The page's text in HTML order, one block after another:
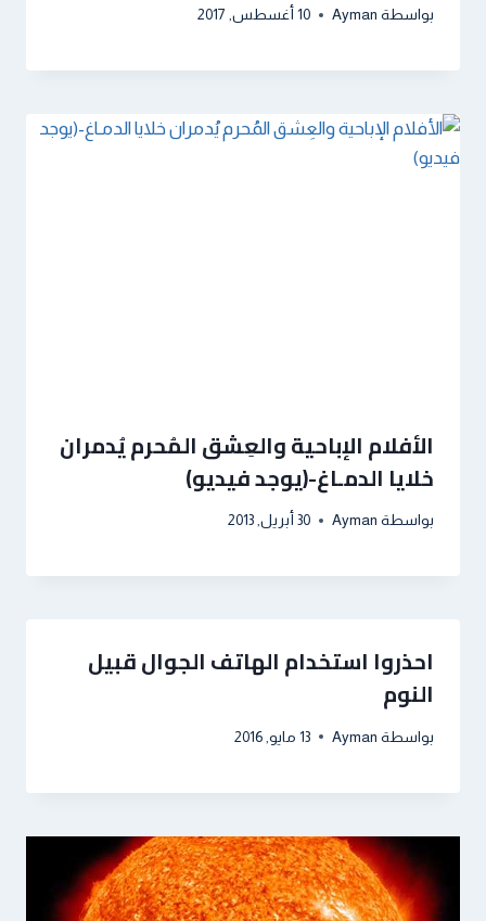
بواسطة Ayman 10 أغسطس, 2017
الأفلام الإباحية والعِشق المُحرم يُدمران
خلايا الدمـاغ-(يوجد فيديو)
بواسطة Ayman 30 أبريل, 2013
احذروا استخدام الهاتف الجوال قبيل
النوم
بواسطة Ayman 13 مايو, 2016